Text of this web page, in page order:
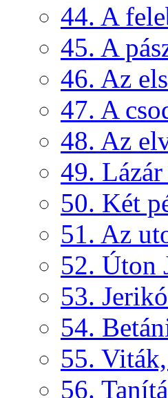
44. A
45. A
46. Az
47. A
48. Az
49. Lázár
50. Két
51. Az
52. Úton
53. Jerikó
54.
55.
56.